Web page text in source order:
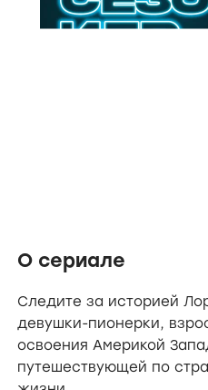
О сериале
Следите за историей
девушки-пионерки,
освоения Америкой
путешествующей по